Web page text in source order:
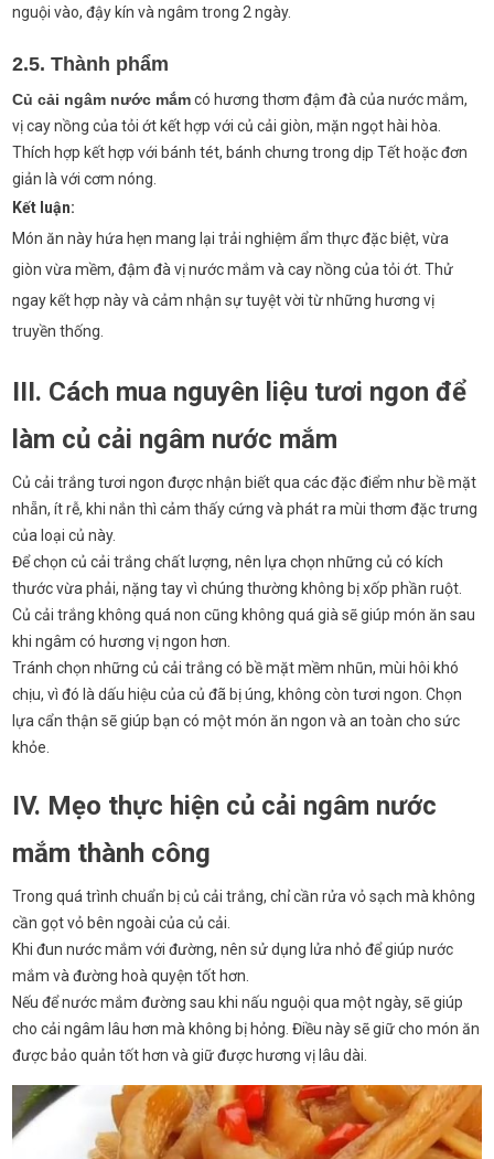
nguội vào, đậy kín và ngâm trong 2 ngày.
2.5. Thành phẩm
Củ cải ngâm nước mắmcó hương thơm đậm đà của nước mắm,
vị cay nồng của tỏi ớt kết hợp với củ cải giòn, mặn ngọt hài hòa.
Thích hợp kết hợp với bánh tét, bánh chưng trong dịp Tết hoặc đơn
giản là với cơm nóng.
Kết luận:
Món ăn này hứa hẹn mang lại trải nghiệm ẩm thực đặc biệt, vừa
giòn vừa mềm, đậm đà vị nước mắm và cay nồng của tỏi ớt. Thử
ngay kết hợp này và cảm nhận sự tuyệt vời từ những hương vị
truyền thống.
III. Cách mua nguyên liệu tươi ngon để
làm củ cải ngâm nước mắm
Củ cải trắng tươi ngon được nhận biết qua các đặc điểm như bề mặt
nhẵn, ít rễ, khi nắn thì cảm thấy cứng và phát ra mùi thơm đặc trưng
của loại củ này.
Để chọn củ cải trắng chất lượng, nên lựa chọn những củ có kích
thước vừa phải, nặng tay vì chúng thường không bị xốp phần ruột.
Củ cải trắng không quá non cũng không quá già sẽ giúp món ăn sau
khi ngâm có hương vị ngon hơn.
Tránh chọn những củ cải trắng có bề mặt mềm nhũn, mùi hôi khó
chịu, vì đó là dấu hiệu của củ đã bị úng, không còn tươi ngon. Chọn
lựa cẩn thận sẽ giúp bạn có một món ăn ngon và an toàn cho sức
khỏe.
IV. Mẹo thực hiện củ cải ngâm nước
mắm thành công
Trong quá trình chuẩn bị củ cải trắng, chỉ cần rửa vỏ sạch mà không
cần gọt vỏ bên ngoài của củ cải.
Khi đun nước mắm với đường, nên sử dụng lửa nhỏ để giúp nước
mắm và đường hoà quyện tốt hơn.
Nếu để nước mắm đường sau khi nấu nguội qua một ngày, sẽ giúp
cho cải ngâm lâu hơn mà không bị hỏng. Điều này sẽ giữ cho món ăn
được bảo quản tốt hơn và giữ được hương vị lâu dài.